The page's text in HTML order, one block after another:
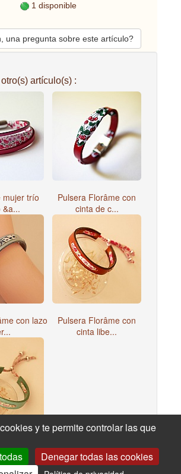
1 disponible
una pregunta sobre este artículo?
artículo(s) :
mujer trío
&a...
Pulsera Florâme con
cinta de c...
con lazo
Pulsera Florâme con
cinta libe...
con
y te permite controlar las que
Denegar todas las cookies